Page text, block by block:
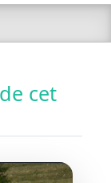
cet